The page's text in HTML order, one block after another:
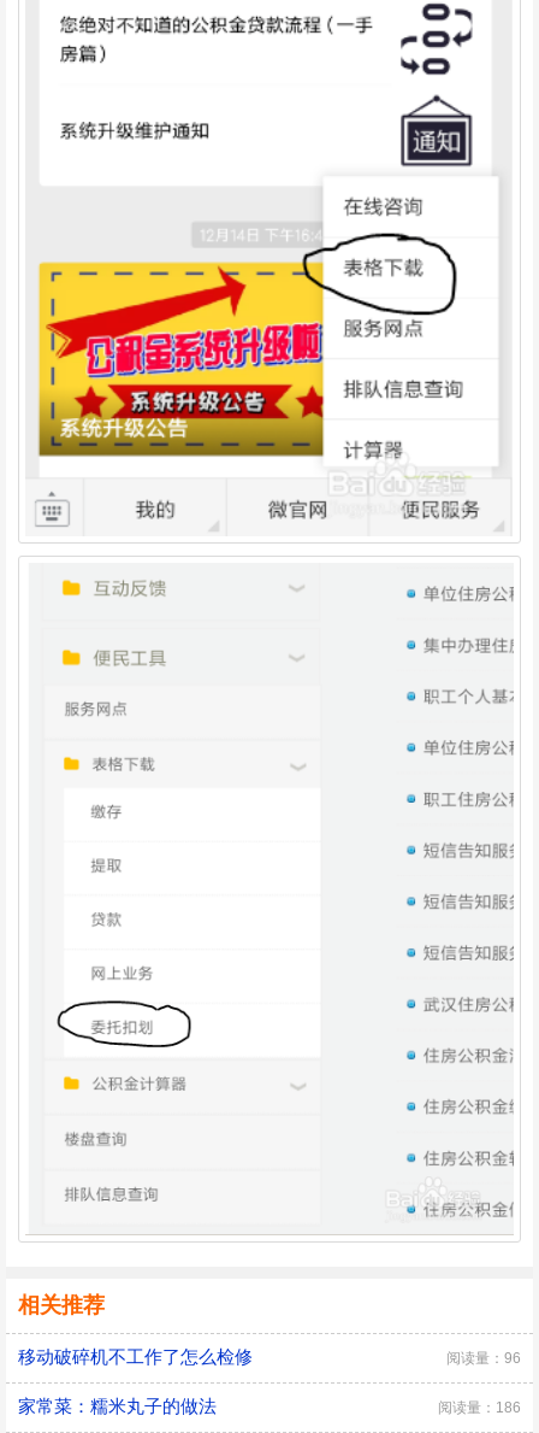
相关推荐
移动破碎机不工作了怎么检修 阅读量：96
家常菜：糯米丸子的做法 阅读量：186